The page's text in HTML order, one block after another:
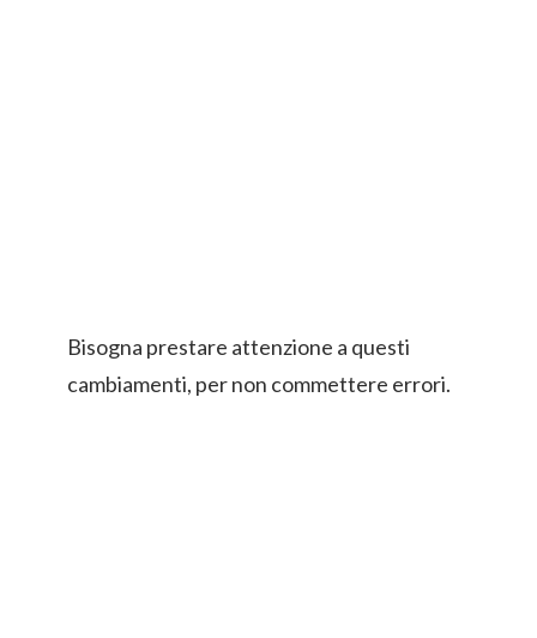
Bisogna prestare attenzione a questi
cambiamenti, per non commettere errori.